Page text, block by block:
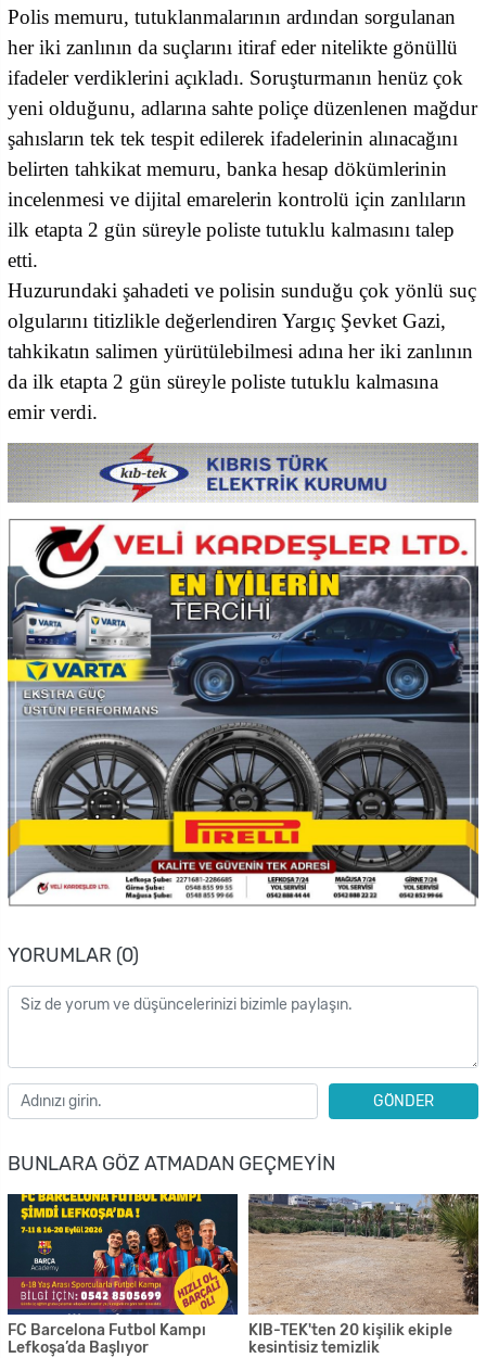
Polis memuru, tutuklanmalarının ardından sorgulanan
her iki zanlının da suçlarını itiraf eder nitelikte gönüllü
ifadeler verdiklerini açıkladı. Soruşturmanın henüz çok
yeni olduğunu, adlarına sahte poliçe düzenlenen mağdur
şahısların tek tek tespit edilerek ifadelerinin alınacağını
belirten tahkikat memuru, banka hesap dökümlerinin
incelenmesi ve dijital emarelerin kontrolü için zanlıların
ilk etapta 2 gün süreyle poliste tutuklu kalmasını talep
etti.
Huzurundaki şahadeti ve polisin sunduğu çok yönlü suç
olgularını titizlikle değerlendiren Yargıç Şevket Gazi,
tahkikatın salimen yürütülebilmesi adına her iki zanlının
da ilk etapta 2 gün süreyle poliste tutuklu kalmasına
emir verdi.
YORUMLAR (0)
GÖNDER
BUNLARA GÖZ ATMADAN GEÇMEYIN
FC Barcelona Futbol Kampı
Lefkoşa’da Başlıyor
KIB-TEK'ten 20 kişilik ekiple
kesintisiz temizlik